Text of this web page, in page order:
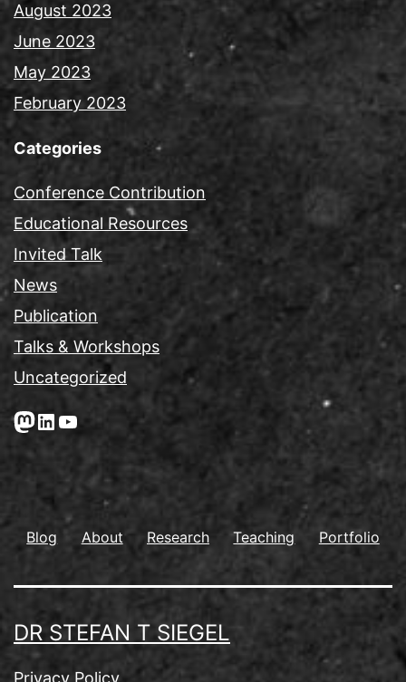
August 2023
June 2023
May 2023
February 2023
Categories
Conference Contribution
Educational Resources
Invited Talk
News
Publication
Talks & Workshops
Uncategorized
Mastodon
LinkedIn
YouTube
Blog About Research Teaching Portfolio
DR STEFAN T SIEGEL
Privacy Policy